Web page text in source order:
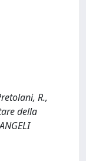
R.,
della